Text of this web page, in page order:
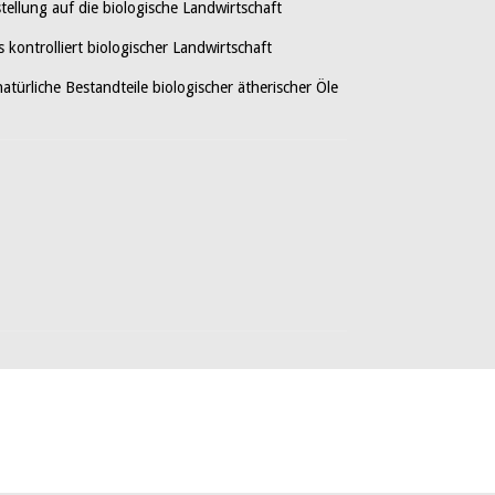
auf die biologische Landwirtschaft
kontrolliert biologischer Landwirtschaft
Bestandteile biologischer ätherischer Öle